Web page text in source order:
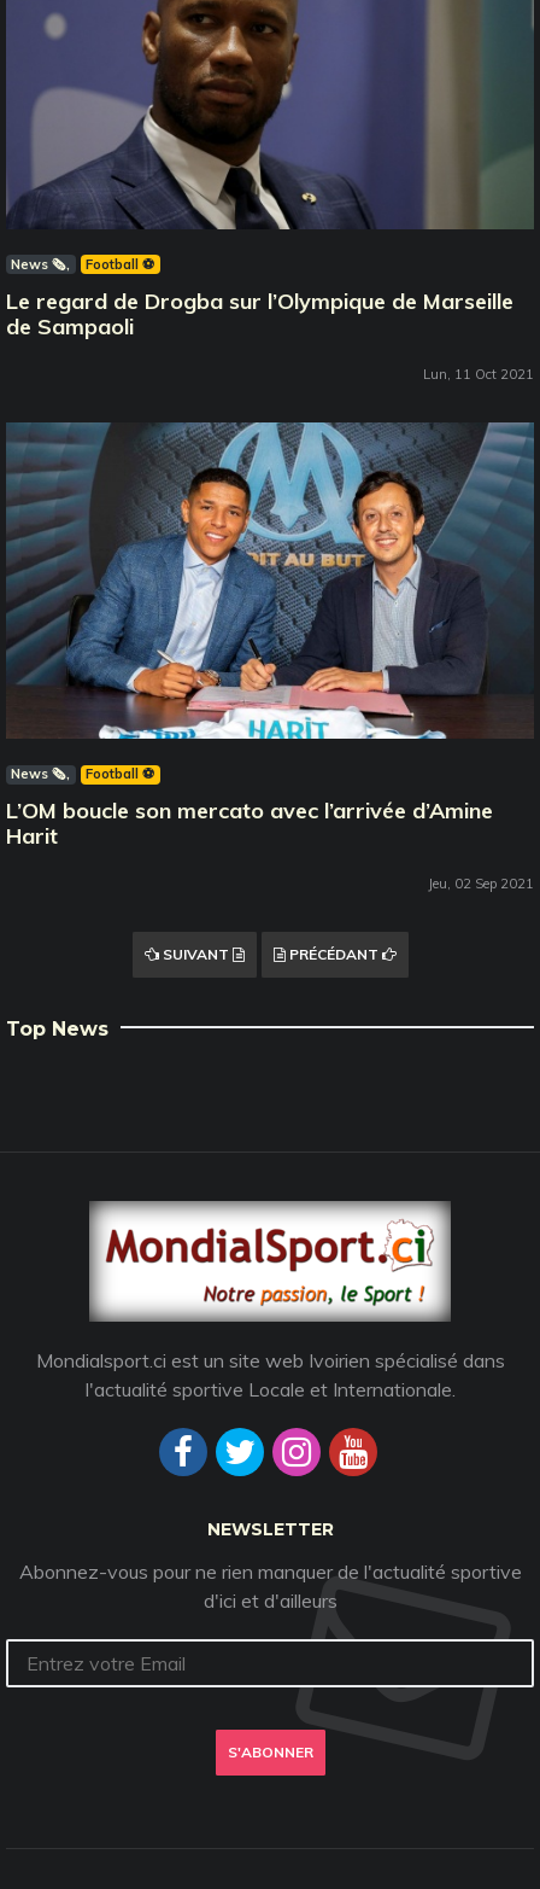
News 🗞️ Football ⚽️
Le regard de Drogba sur l’Olympique de Marseille
de Sampaoli
Lun, 11 Oct 2021
News 🗞️ Football ⚽️
L’OM boucle son mercato avec l’arrivée d’Amine
Harit
Jeu, 02 Sep 2021
SUIVANT PRÉCÉDANT
Top News
Mondialsport.ci est un site web Ivoirien spécialisé dans
l'actualité sportive Locale et Internationale.
NEWSLETTER
Abonnez-vous pour ne rien manquer de l'actualité sportive
d'ici et d'ailleurs
S'ABONNER